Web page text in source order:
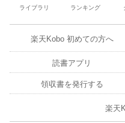
ライブラリ ランキング
楽天Kobo 初めての方へ
読書アプリ
領収書を発行する
楽天